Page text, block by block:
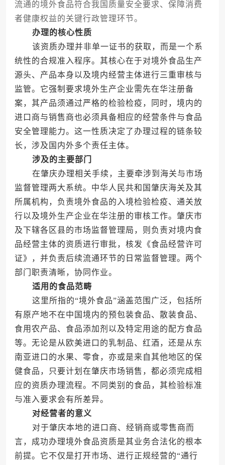
流通的境外食品符合我国质量安全要求、保障消费
者健康权益的关键行政管理环节。
办理的核心性质
该资质办理并非单一证书的获取，而是一个系
统性的合规准入程序。其核心在于对境外食品生产
源头、产品本身以及境内经营主体进行三重审核与
监管。它强制要求境外生产企业需先在华注册备
案，其产品须通过严格的检验检疫，同时，境内的
进口商与销售商也必须具备相应的经营条件与食品
安全管理能力。这一性质决定了办理过程的链条较
长，涉及国内外多个责任主体。
涉及的主要部门
在肇庆办理相关手续，主要牵涉到海关与市场
监督管理两大系统。中华人民共和国肇庆海关及其
所属机构，负责境外食品的入境检验检疫、通关放
行以及境外生产企业在华注册的审核工作。肇庆市
及下辖各区县的市场监督管理局，则负责对境内食
品经营主体的资质进行审批，核发《食品经营许可
证》，并负责后续流通环节的日常监督管理。两个
部门职责清晰，协同作业。
适用的食品范畴
这里所指的“境外食品”涵盖范围广泛，包括所
有原产地不在中国境内的预包装食品、散装食品、
食用农产品、食品添加剂以及特定用途的配方食品
等。无论是从欧美进口的乳制品、红酒，还是从东
南亚进口的水果、零食，亦或是来自其他地区的保
健食品，只要计划在肇庆市场销售，都必须完成相
应的资质办理流程。不同类别的食品，其检验标准
与准入要求会有所差异。
对经营者的意义
对于肇庆本地的进口商、经销商或零售商而
言，成功办理境外食品资质是其业务合法化的根本
前提。它不仅是打开市场、进行正规经营的“通行